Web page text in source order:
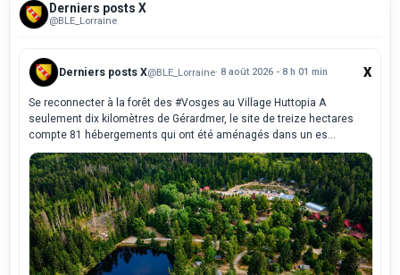
Derniers posts X
@BLE_Lorraine
Derniers posts X@BLE_Lorraine· 8 août 2026 - 8 h 01 min X
Se reconnecter à la forêt des #Vosges au Village Huttopia A
seulement dix kilomètres de Gérardmer, le site de treize hectares
compte 81 hébergements qui ont été aménagés dans un es...